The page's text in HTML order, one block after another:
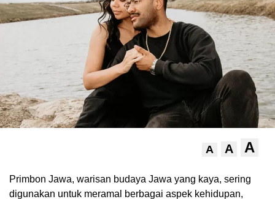
A A A
Primbon Jawa, warisan budaya Jawa yang kaya, sering
digunakan untuk meramal berbagai aspek kehidupan,